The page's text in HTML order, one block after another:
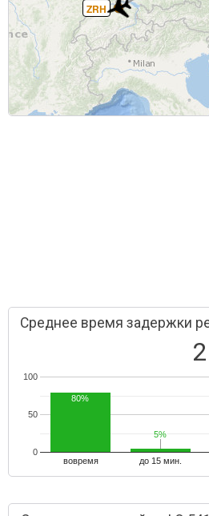
ZRH
Среднее время задержки
вовремя до 15 мин.
0
50
100
80%
5%
5%